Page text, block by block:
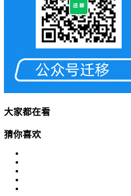
大家都在看
猜你喜欢